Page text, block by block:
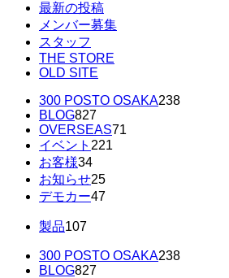
最新の投稿
メンバー募集
スタッフ
THE STORE
OLD SITE
300 POSTO OSAKA238
BLOG827
OVERSEAS71
イベント 221
お客様34
お知らせ25
デモカー47
製品107
300 POSTO OSAKA238
BLOG827